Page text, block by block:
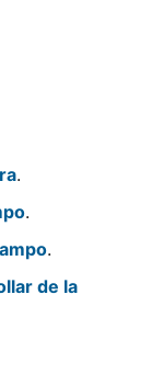
.
.
.
de la